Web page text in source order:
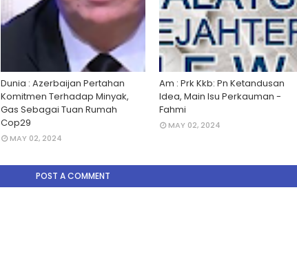
Dunia : Azerbaijan Pertahan
Komitmen Terhadap Minyak,
Gas Sebagai Tuan Rumah
Cop29
MAY 02, 2024
Am : Prk Kkb: Pn Ketandusan
Idea, Main Isu Perkauman -
Fahmi
MAY 02, 2024
POST A COMMENT